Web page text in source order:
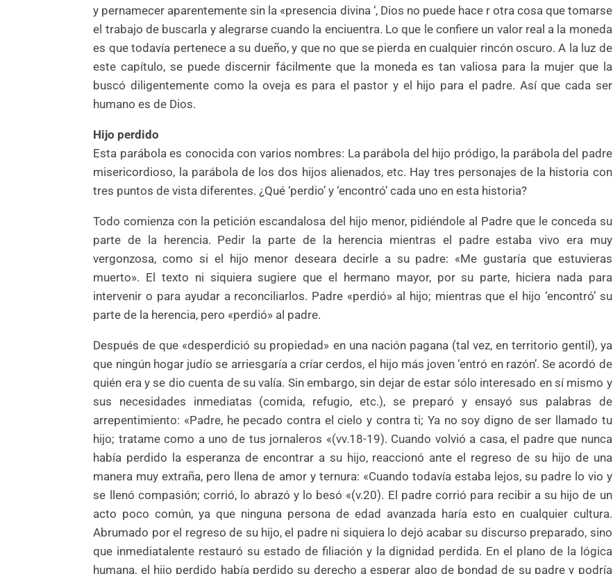
y pernamecer aparentemente sin la «presencia divina ‘, Dios no puede hace r otra cosa que tomarse
el trabajo de buscarla y alegrarse cuando la enciuentra. Lo que le confiere un valor real a la moneda
es que todavía pertenece a su dueño, y que no que se pierda en cualquier rincón oscuro. A la luz de
este capítulo, se puede discernir fácilmente que la moneda es tan valiosa para la mujer que la
buscó diligentemente como la oveja es para el pastor y el hijo para el padre. Así que cada ser
humano es de Dios.
Hijo perdido
Esta parábola es conocida con varios nombres: La parábola del hijo pródigo, la parábola del padre
misericordioso, la parábola de los dos hijos alienados, etc. Hay tres personajes de la historia con
tres puntos de vista diferentes. ¿Qué ‘perdio’ y ‘encontró’ cada uno en esta historia?
Todo comienza con la petición escandalosa del hijo menor, pidiéndole al Padre que le conceda su
parte de la herencia. Pedir la parte de la herencia mientras el padre estaba vivo era muy
vergonzosa, como si el hijo menor deseara decirle a su padre: «Me gustaría que estuvieras
muerto». El texto ni siquiera sugiere que el hermano mayor, por su parte, hiciera nada para
intervenir o para ayudar a reconciliarlos. Padre «perdió» al hijo; mientras que el hijo ‘encontró’ su
parte de la herencia, pero «perdió» al padre.
Después de que «desperdició su propiedad» en una nación pagana (tal vez, en territorio gentil), ya
que ningún hogar judío se arriesgaría a críar cerdos, el hijo más joven ‘entró en razón’. Se acordó de
quién era y se dio cuenta de su valía. Sin embargo, sin dejar de estar sólo interesado en sí mismo y
sus necesidades inmediatas (comida, refugio, etc.), se preparó y ensayó sus palabras de
arrepentimiento: «Padre, he pecado contra el cielo y contra ti; Ya no soy digno de ser llamado tu
hijo; tratame como a uno de tus jornaleros «(vv.18-19). Cuando volvió a casa, el padre que nunca
había perdido la esperanza de encontrar a su hijo, reaccionó ante el regreso de su hijo de una
manera muy extraña, pero llena de amor y ternura: «Cuando todavía estaba lejos, su padre lo vio y
se llenó compasión; corrió, lo abrazó y lo besó «(v.20). El padre corrió para recibir a su hijo de un
acto poco común, ya que ninguna persona de edad avanzada haría esto en cualquier cultura.
Abrumado por el regreso de su hijo, el padre ni siquiera lo dejó acabar su discurso preparado, sino
que inmediatalente restauró su estado de filiación y la dignidad perdida. En el plano de la lógica
humana, el hijo perdido había perdido su derecho a esperar algo de bondad de su padre y podría